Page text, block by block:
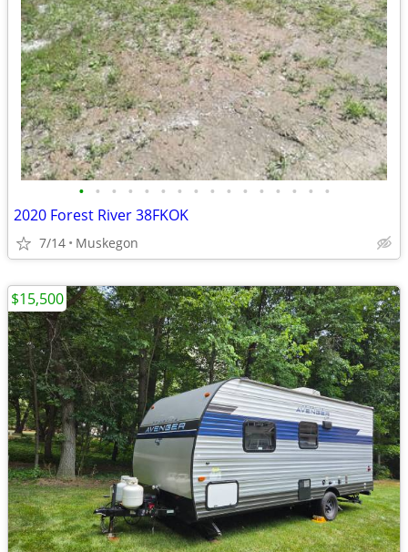
• • • • • • • • • • • • • • • •
2020 Forest River 38FKOK
7/14 Muskegon
$15,500